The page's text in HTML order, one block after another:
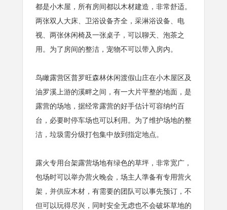
都是小木屋，所有房间都以木材建造，非常舒适。
两张双人大床、卫浴设备齐全，采淋浴设备、电
视、两张休闲椅及一张桌子，可以聊天、泡茶之
用。为了房间的整洁，宠物不可以带入房内。
鸟瞰露营区普罗旺森林休闲渡假山庄在小木屋区及
油罗溪上游的溪畔之间，有一大片平整的地面，是
露营的场地，据经常露营的好手估计可容纳约百
台，必要时停车场也可以利用。为了维护场地的整
洁，垃圾需分级打包集中放到指定地点。
露火专用台架露营场地有绿色的草坪，非常宽广，
包场时可以举办营火晚会，场主人準备有专用营火
架，并供应木材，有需要的团队可以事先预订，不
但可以玩得尽兴，同时安全无虑也不会破坏草地的